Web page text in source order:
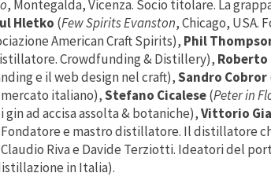
, Montegalda, Vicenza. Socio titolare. La
Hletko (Few Spirits Evanston, Chicago, USA.
American Craft Spirits), Phil
Crowdfunding & Distillery), Roberto
e il web design nel craft),Sandro Cobror
italiano),Stefano Cicalese(Peter in
ad accisa assolta & botaniche),Vittorio
Fondatore e mastro distillatore. Il distillatore
Riva e Davide Terziotti. Ideatori del
in Italia).